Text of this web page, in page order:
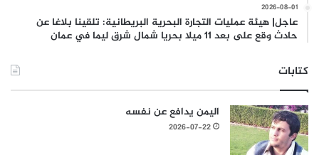
2026-08-01
عاجل| هيئة عمليات التجارة البحرية البريطانية: تلقينا بلاغا عن
حادث وقع على بعد 11 ميلا بحريا شمال شرق ليما في عمان
كتابات
اليمن يدافع عن نفسه
2026-07-22